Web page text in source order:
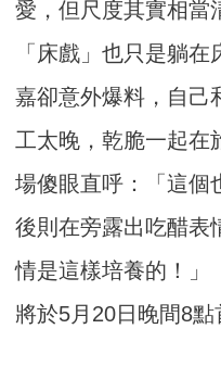
愛，但尺度其實相當
「床戲」也只是躺
嘉卻意外爆料，自己
工太晚，乾脆一起在
場傻眼直呼：「這個
後則在旁露出吃醋表
情是這樣培養的！」
將於5月20日晚間8點